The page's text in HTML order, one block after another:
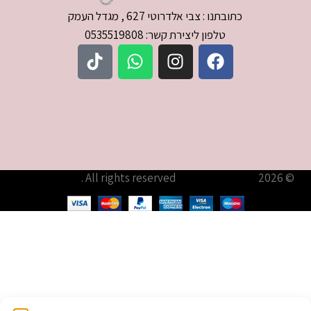
כתובתנו : צבי אלדרוטי 627 , מגדל העמק
טלפון ליצירת קשר: 0535519808
© 2026
. All rights reserved